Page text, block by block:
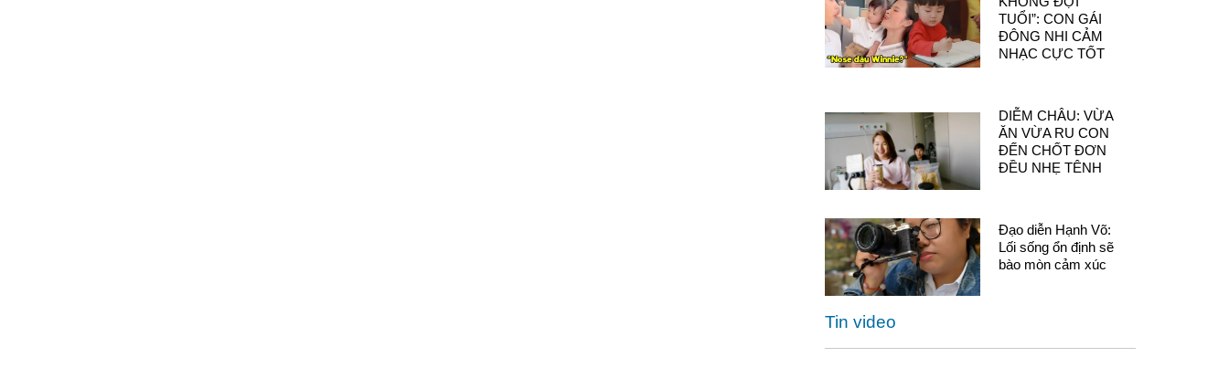
TUỔI”: CON GÁI
ĐÔNG NHI CẢM
NHẠC CỰC TỐT
DIỄM CHÂU: VỪA
ĂN VỪA RU CON
ĐẾN CHỐT ĐƠN
ĐỀU NHẸ TÊNH
Đạo diễn Hạnh Võ:
Lối sống ổn định sẽ
bào mòn cảm xúc
Tin video